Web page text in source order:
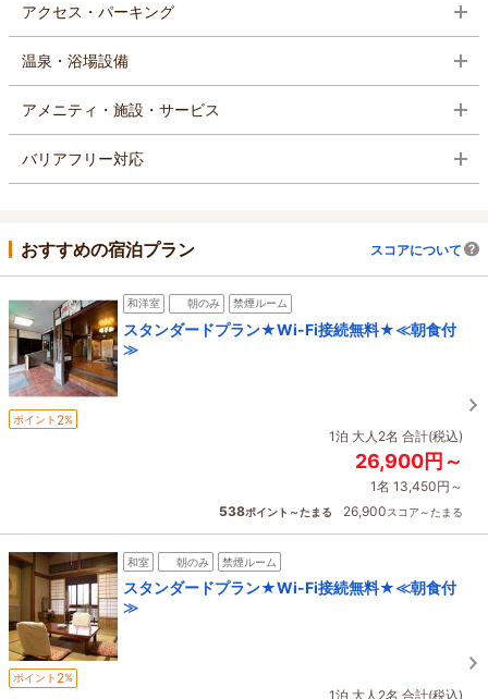
アクセス・パーキング
温泉・浴場設備
アメニティ・施設・サービス
バリアフリー対応
おすすめの宿泊プラン スコアについて
和洋室 朝のみ 禁煙ルーム
スタンダードプラン★Wi-Fi接続無料★≪朝食付
≫
ポイント 2%
1泊 大人2名 合計(税込)
26,900円～
1名 13,450円～
538ポイント～たまる 26,900スコア～たまる
和室 朝のみ 禁煙ルーム
スタンダードプラン★Wi-Fi接続無料★≪朝食付
≫
ポイント 2%
1泊 大人2名 合計(税込)